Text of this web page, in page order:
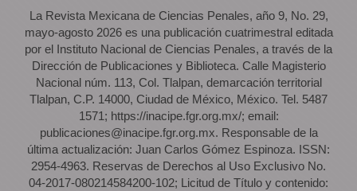
La Revista Mexicana de Ciencias Penales, año 9, No. 29,
mayo-agosto 2026 es una publicación cuatrimestral editada
por el Instituto Nacional de Ciencias Penales, a través de la
Dirección de Publicaciones y Biblioteca. Calle Magisterio
Nacional núm. 113, Col. Tlalpan, demarcación territorial
Tlalpan, C.P. 14000, Ciudad de México, México. Tel. 5487
1571; https://inacipe.fgr.org.mx/; email:
publicaciones@inacipe.fgr.org.mx. Responsable de la
última actualización: Juan Carlos Gómez Espinoza. ISSN:
2954-4963. Reservas de Derechos al Uso Exclusivo No.
04-2017-080214584200-102; Licitud de Título y contenido: